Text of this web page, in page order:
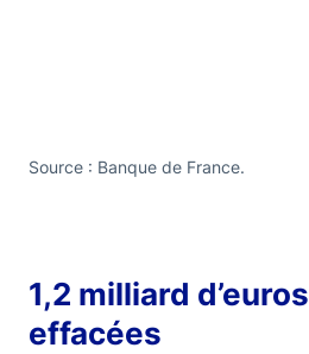
Source : Banque de France.
1,2 milliard
effacées